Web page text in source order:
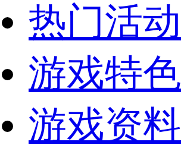
热门活动
游戏特色
游戏资料